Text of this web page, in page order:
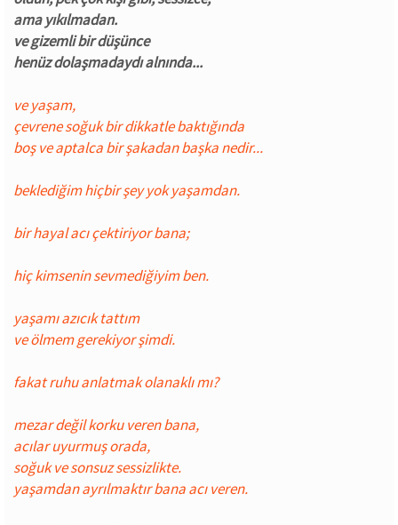
ama yıkılmadan.
ve gizemli bir düşünce
henüz dolaşmadaydı alnında...
ve yaşam,
çevrene soğuk bir dikkatle baktığında
boş ve aptalca bir şakadan başka nedir...
beklediğim hiçbir şey yok yaşamdan.
bir hayal acı çektiriyor bana;
hiç kimsenin sevmediğiyim ben.
yaşamı azıcık tattım
ve ölmem gerekiyor şimdi.
fakat ruhu anlatmak olanaklı mı?
mezar değil korku veren bana,
acılar uyurmuş orada,
soğuk ve sonsuz sessizlikte.
yaşamdan ayrılmaktır bana acı veren.